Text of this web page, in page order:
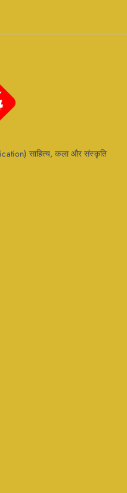
साहित्य, कला और संस्कृति